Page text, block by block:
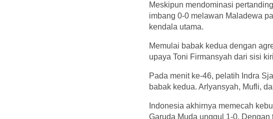
Meskipun mendominasi
imbang 0-0 melawan Maladewa
kendala utama.
Memulai babak kedua dengan
upaya Toni Firmansyah dari sisi
Pada menit ke-46, pelatih Indra
babak kedua. Arlyansyah, Mufli,
Indonesia akhirnya memecah
Garuda Muda unggul 1-0.